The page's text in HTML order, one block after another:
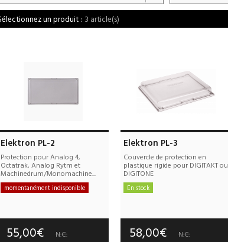
3 article(s)
Elektron PL-2
Protection pour Analog 4,
Octatrak, Analog Rytm et
Machinedrum/Monomachine...
momentanément indisponible
Garantie :3 an(s)
55,00€ N.C.
Elektron PL-3
Couvercle de protection en
plastique rigide pour DIGITAKT ou
DIGITONE
En stock
Garantie :3 an(s)
58,00€ N.C.